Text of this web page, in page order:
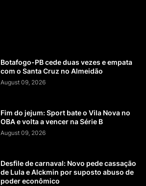
Botafogo-PB cede duas vezes e empata
com o Santa Cruz no Almeidão
August 09, 2026
Fim do jejum: Sport bate o Vila Nova no
OBA e volta a vencer na Série B
August 09, 2026
Desfile de carnaval: Novo pede cassação
de Lula e Alckmin por suposto abuso de
poder econômico